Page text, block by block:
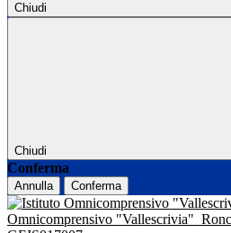
Chiudi
Chiudi
Conferma
Annulla Conferma
Omnicomprensivo "Vallescrivia"